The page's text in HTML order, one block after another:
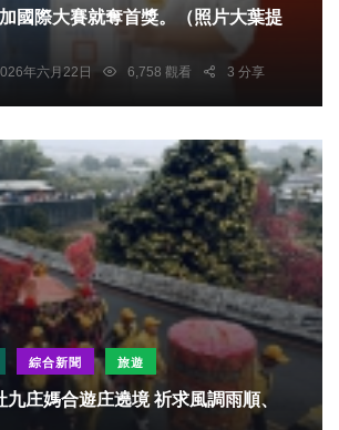
國際大賽就奪首獎。（照片大葉提
年六月22日 6,758 觀看 3 分享
綜合新聞 旅遊
庄媽合遊庄遶境 祈求風調雨順、